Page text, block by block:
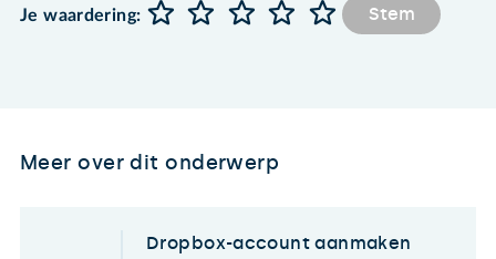
Je waardering:
Stem
Meer over dit onderwerp
Dropbox-account aanmaken